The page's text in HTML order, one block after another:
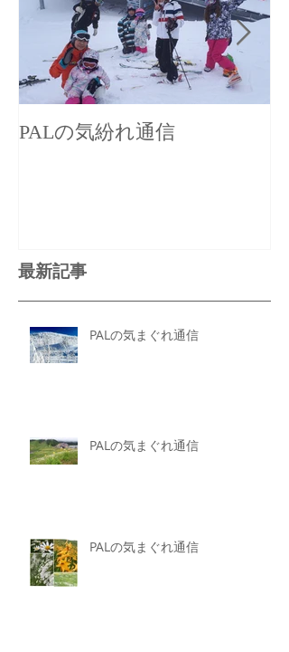
PALの気紛れ通信
最新記事
PALの気まぐれ通信
PALの気まぐれ通信
PALの気まぐれ通信